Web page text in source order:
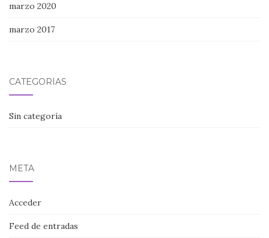
marzo 2020
marzo 2017
CATEGORÍAS
Sin categoría
META
Acceder
Feed de entradas